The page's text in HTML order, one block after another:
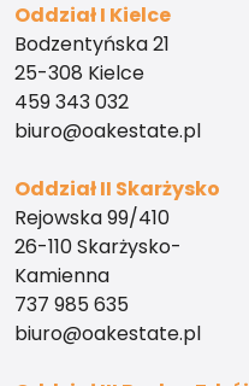
Oddział I Kielce
Bodzentyńska 21
25-308 Kielce
459 343 032
biuro@oakestate.pl
Oddział II Skarżysko
Rejowska 99/410
26-110 Skarżysko-
Kamienna
737 985 635
biuro@oakestate.pl